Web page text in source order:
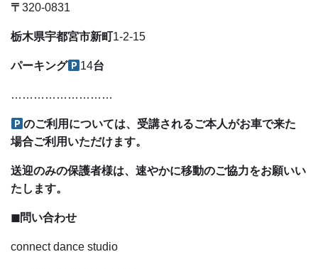
〒 320-0831
栃木県宇都宮市新町1-2-15
パーキング 14台
………………………
のご利用については、受講されるご本人がお車で来た
場合ご利用いただけます。
送迎のみの保護者様は、速やかに移動のご協力をお願いい
たします。
◼︎問い合わせ
connect dance studio